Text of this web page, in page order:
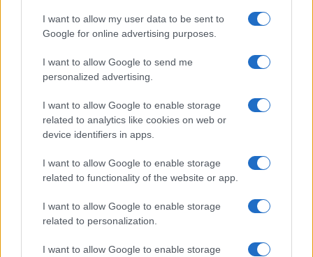
I want to allow my user data to be sent to
Google for online advertising purposes.
I want to allow Google to send me
personalized advertising.
I want to allow Google to enable storage
related to analytics like cookies on web or
device identifiers in apps.
I want to allow Google to enable storage
related to functionality of the website or app.
I want to allow Google to enable storage
related to personalization.
I want to allow Google to enable storage
Malescomics 2026: eventi, ospiti e attività in Valle
Vigezzo
Andrea Conforti · 5 Ago 2026